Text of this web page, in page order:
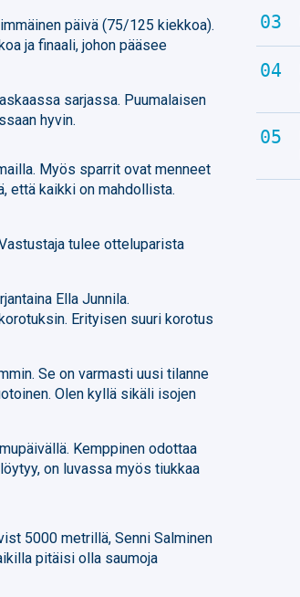
päivä (75/125 kiekkoa).
ja finaali, johon pääsee
sarjassa. Puumalaisen
hyvin.
Myös sparrit ovat menneet
että kaikki on mahdollista.
tulee otteluparista
Ella Junnila.
Erityisen suuri korotus
Se on varmasti uusi tilanne
Olen kyllä sikäli isojen
Kemppinen odottaa
on luvassa myös tiukkaa
5000 metrillä, Senni Salminen
pitäisi olla saumoja